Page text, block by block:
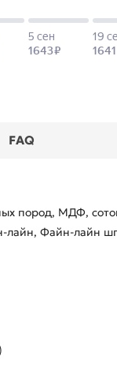
FAQ
пород, МДФ,
Файн-лайн